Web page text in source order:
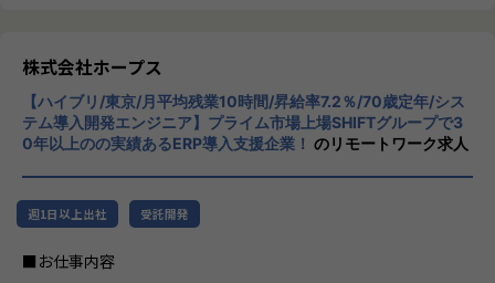
【会社概要】
ホープスは、ERP・ERP周辺のシステム開発・導入、
コンサルティングを主軸にイノベーションを起こすためのソ
・MISSION「ワークをもっとワクワクに」
​ヒトが何をすべきかを追求し、ITの力で “働くを楽しく” へ
CloudやOracle ERP Cloudなどを活用し、企
業の業務プロセスを最適化し、経営管理の強
化を図っています1。
社風/文化
ホープスは、若手社員が活躍できる環境で、
社内の風通しが良く、活気に満ちた雰囲気が
特徴です。多様性を重視し、様々な国籍や背
株式会社ホープス
【ハイブリ/東京/月平均残業10時間/昇給率7.2％/70歳定年/シス
テム導入開発エンジニア】プライム市場上場SHIFTグループで3
0年以上のの実績あるERP導入支援企業！ のリモートワーク求人
週1日以上出社 受託開発
■お仕事内容